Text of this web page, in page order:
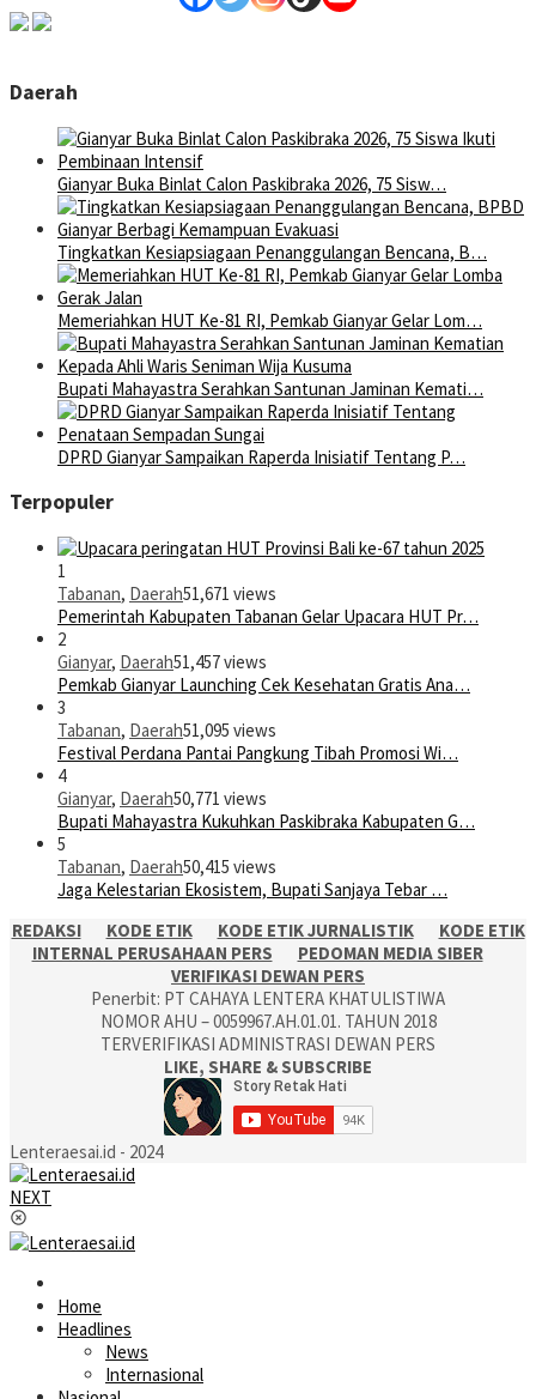
Daerah
Gianyar Buka Binlat Calon Paskibraka 2026, 75 Sisw…
Tingkatkan Kesiapsiagaan Penanggulangan Bencana, B…
Memeriahkan HUT Ke-81 RI, Pemkab Gianyar Gelar Lom…
Bupati Mahayastra Serahkan Santunan Jaminan Kemati…
DPRD Gianyar Sampaikan Raperda Inisiatif Tentang P…
Terpopuler
1
Tabanan, Daerah51,671 views
Pemerintah Kabupaten Tabanan Gelar Upacara HUT Pr…
2
Gianyar, Daerah51,457 views
Pemkab Gianyar Launching Cek Kesehatan Gratis Ana…
3
Tabanan, Daerah51,095 views
Festival Perdana Pantai Pangkung Tibah Promosi Wi…
4
Gianyar, Daerah50,771 views
Bupati Mahayastra Kukuhkan Paskibraka Kabupaten G…
5
Tabanan, Daerah50,415 views
Jaga Kelestarian Ekosistem, Bupati Sanjaya Tebar …
REDAKSI
KODE ETIK KODE ETIK JURNALISTIK
KODE ETIK
INTERNAL PERUSAHAAN PERS
PEDOMAN MEDIA SIBER
VERIFIKASI DEWAN PERS
Penerbit: PT CAHAYA LENTERA KHATULISTIWA
NOMOR AHU – 0059967.AH.01.01. TAHUN 2018
TERVERIFIKASI ADMINISTRASI DEWAN PERS
LIKE, SHARE & SUBSCRIBE
Lenteraesai.id - 2024
NEXT
Home
Headlines
News
Internasional